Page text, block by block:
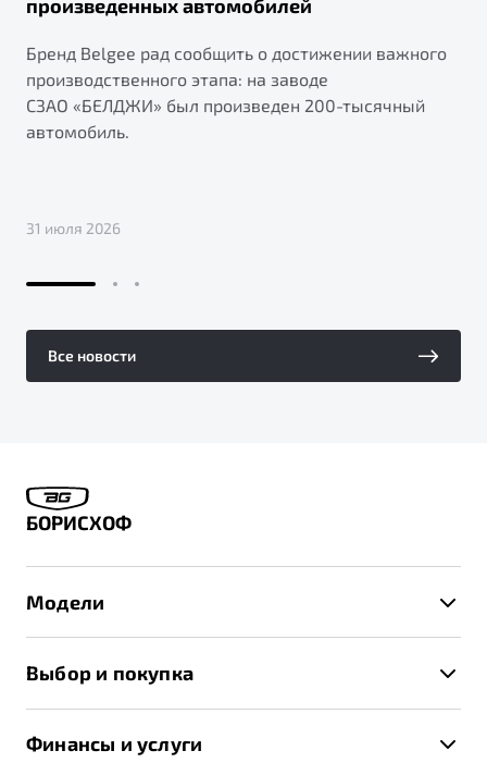
произведенных автомобилей
Бренд Belgee рад сообщить о достижении важного
производственного этапа: на заводе
СЗАО «БЕЛДЖИ» был произведен 200-тысячный
автомобиль.
31 июля 2026
Все новости
БОРИСХОФ
Модели
X70
Выбор и покупка
Финансы и услуги